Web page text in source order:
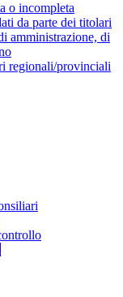
o incompleta
da parte dei titolari
amministrazione, di
regionali/provinciali